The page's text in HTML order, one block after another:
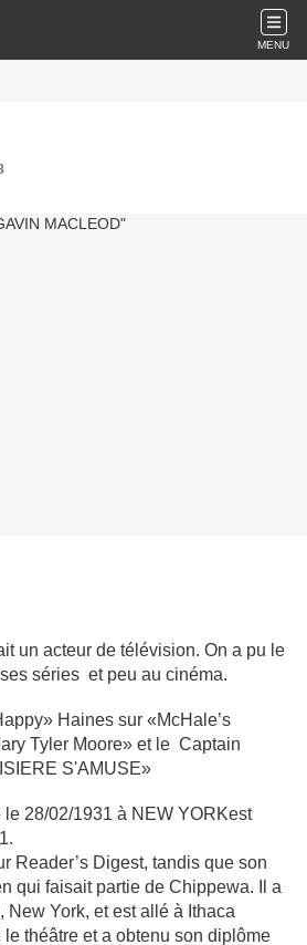
MENU
un acteur de télévision. On a pu le
séries et peu au cinéma.
Haines sur «McHale’s
Tyler Moore» et le Captain
S'AMUSE»
28/02/1931 à NEW YORKest
Reader’s Digest, tandis que son
qui faisait partie de Chippewa.
Il a
York, et est allé à Ithaca
théâtre et a obtenu son diplôme